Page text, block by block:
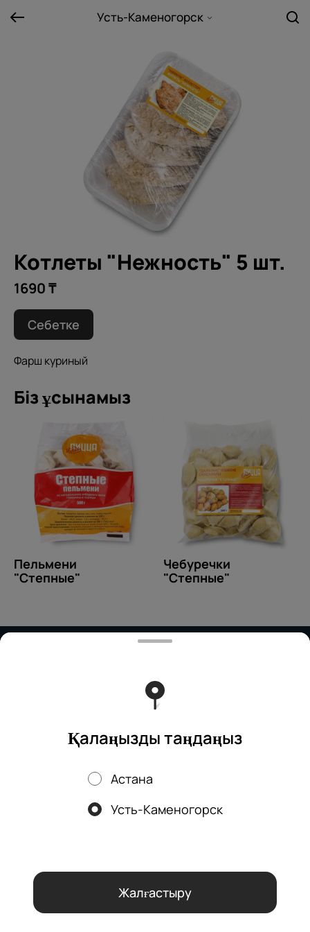
Усть-Каменогорск
Құпиялылық саясатынасәйкес аналитикалық қызметтерді
пайдалануға келісесіз.
OK
Котлеты "Нежность" 5 шт.
1690 ₸
Себетке
Фарш куриный
Біз ұсынамыз
Пельмени
"Степные"
Чебуречки
"Степные"
Политика конфиденциальности
Науқандар, жеңілдіктер, кэшбэк – біздің қосымшада!
Қалаңызды таңдаңыз
Астана
Усть-Каменогорск